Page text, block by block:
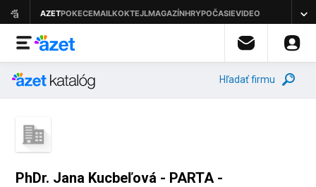
Hľadať firmu
PhDr. Jana Kucbeľová - PARTA -